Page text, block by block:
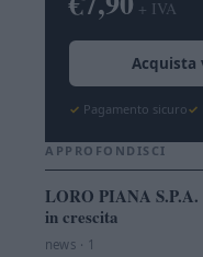
+ IVA
Acquista
Pagamento sicuro
APPROFONDISCI
LORO PIANA
in crescita
news · 1